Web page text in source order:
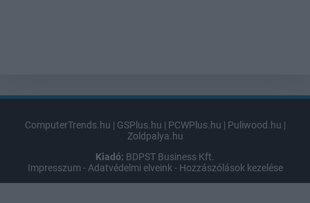
ComputerTrends.hu | GSPlus.hu | PCWPlus.hu | Puliwood.hu |
Zoldpalya.hu
Kiadó: BDPST Business Kft.
Impresszum - Adatvédelmi elveink - Hozzászólások kezelése